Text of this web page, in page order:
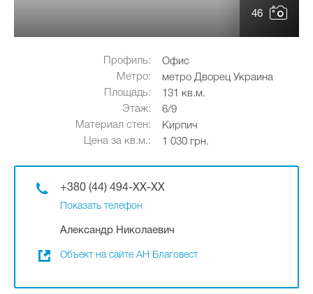
46
Профиль:
Офис
Метро:
метро Дворец Украина
Площадь:
131 кв.м.
Этаж:
6/9
Материал стен:
Кирпич
Цена за кв.м.:
1 030 грн.
+380 (44) 494-XX-XX
Показать телефон
Александр Николаевич
Объект на сайте АН Благовест